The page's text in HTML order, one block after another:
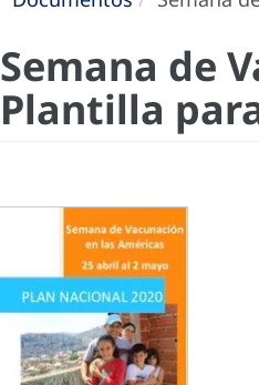
Semana de
Plantilla